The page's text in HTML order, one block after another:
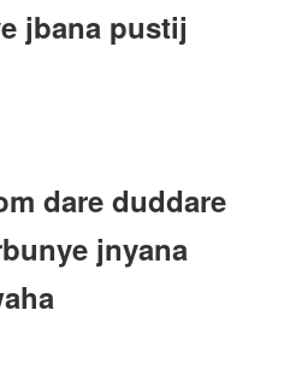
jbana pustij
dare duddare
jnyana